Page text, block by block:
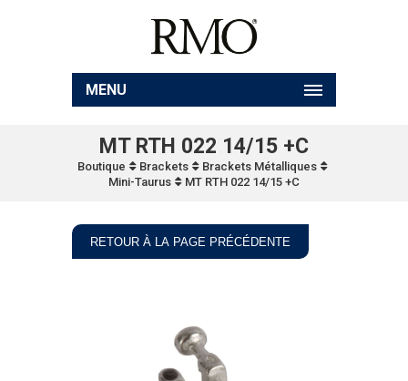
MENU
MT RTH 022 14/15 +C
Boutique Brackets
Brackets Métalliques
Mini-Taurus
MT RTH 022 14/15 +C
RETOUR À LA PAGE PRÉCÉDENTE